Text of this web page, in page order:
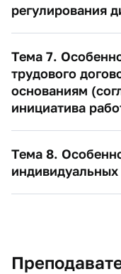
регулирования
Тема 7.
трудового
основаниям
инициатива
Тема 8.